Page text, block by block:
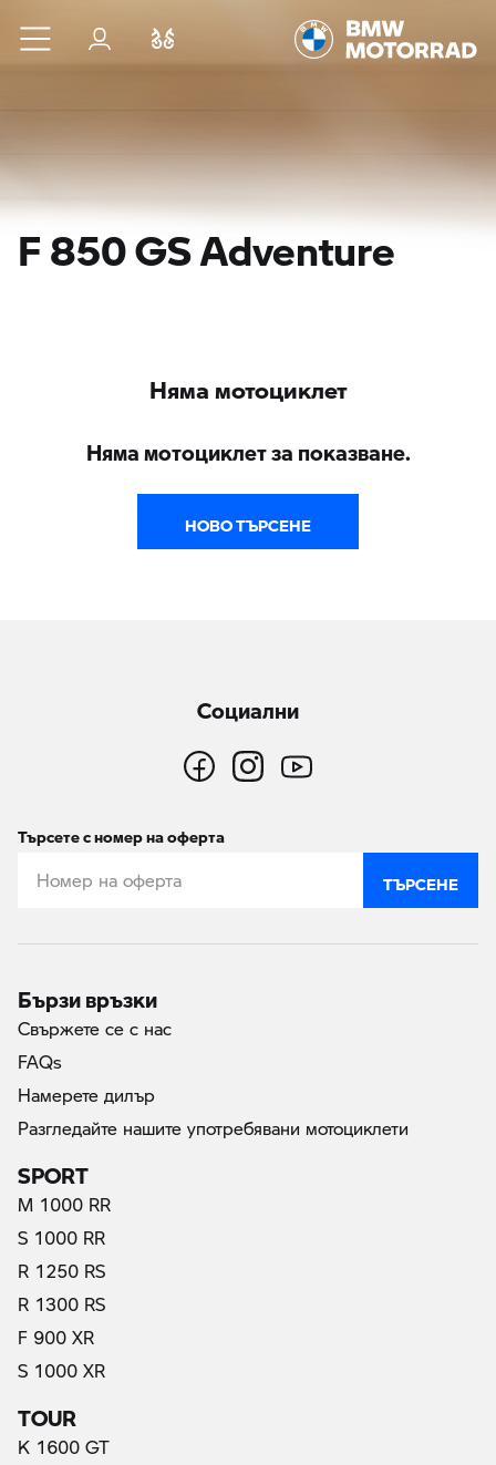
Към основното съдържание
Вход
F 850 GS Adventure
Няма мотоциклет
Няма мотоциклет за показване.
НОВО ТЪРСЕНЕ
Социални
Търсете с номер на оферта
ТЪРСЕНЕ
Бързи връзки
Свържете се с нас
FAQs
Намерете дилър
Разгледайте нашите употребявани мотоциклети
SPORT
M 1000 RR
S 1000 RR
R 1250 RS
R 1300 RS
F 900 XR
S 1000 XR
TOUR
K 1600 GT